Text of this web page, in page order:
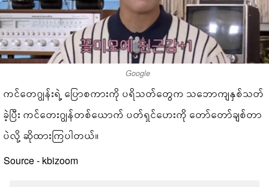
Google
ကင်တေဂျွန်းရဲ့ ပြောစကားကို ပရိသတ်တွေက သဘောကျနှစ်သတ်
ခဲ့ပြီး ကင်တေးဂျွန်တစ်ယောက် ပတ်ရှင်ဟေးကို တော်တော်ချစ်တာ
ပဲလို့ ဆိုထားကြပါတယ်။
Source - kbizoom